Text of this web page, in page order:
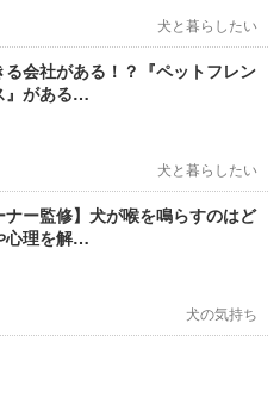
犬と暮らしたい
会社がある！？『ペットフレン
』がある…
犬と暮らしたい
ナー監修】犬が喉を鳴らすのはど
心理を解…
犬の気持ち